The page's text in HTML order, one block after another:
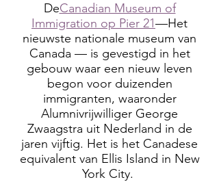
DeCanadian Museum of
Immigration op Pier 21—Het
nieuwste nationale museum van
Canada — is gevestigd in het
gebouw waar een nieuw leven
begon voor duizenden
immigranten, waaronder
Alumnivrijwilliger George
Zwaagstra uit Nederland in de
jaren vijftig. Het is het Canadese
equivalent van Ellis Island in New
York City.